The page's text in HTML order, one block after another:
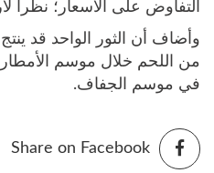
التفاوض على الأسعار؛ نظرا
من اللحم خلال موسم
في موسم الجفاف.
Share on Facebook